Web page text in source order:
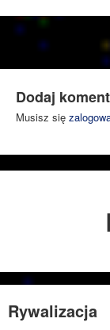
Dodaj
Musisz się
Rywalizacja